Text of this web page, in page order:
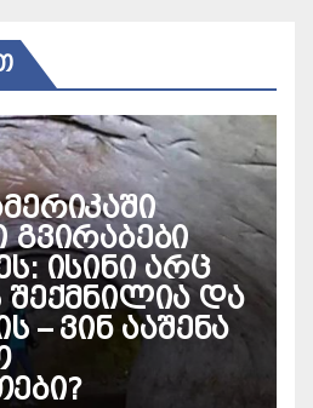
გვირაბები
ისინი არც
შექმნილია და
– ვინ ააშენა